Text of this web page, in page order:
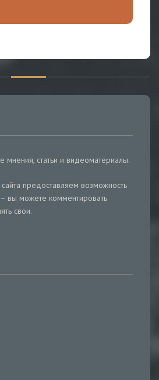
мнения, статьи и видеоматериалы.
предоставляем возможность
вы можете комментировать
свои.